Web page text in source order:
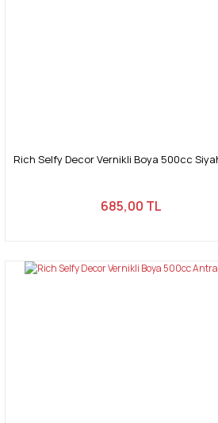
Rich Selfy Decor Vernikli Boya 500cc
685,00 TL